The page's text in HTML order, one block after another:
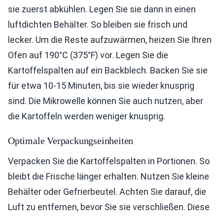
sie zuerst abkühlen. Legen Sie sie dann in einen
luftdichten Behälter. So bleiben sie frisch und
lecker. Um die Reste aufzuwärmen, heizen Sie Ihren
Ofen auf 190°C (375°F) vor. Legen Sie die
Kartoffelspalten auf ein Backblech. Backen Sie sie
für etwa 10-15 Minuten, bis sie wieder knusprig
sind. Die Mikrowelle können Sie auch nutzen, aber
die Kartoffeln werden weniger knusprig.
Optimale Verpackungseinheiten
Verpacken Sie die Kartoffelspalten in Portionen. So
bleibt die Frische länger erhalten. Nutzen Sie kleine
Behälter oder Gefrierbeutel. Achten Sie darauf, die
Luft zu entfernen, bevor Sie sie verschließen. Diese